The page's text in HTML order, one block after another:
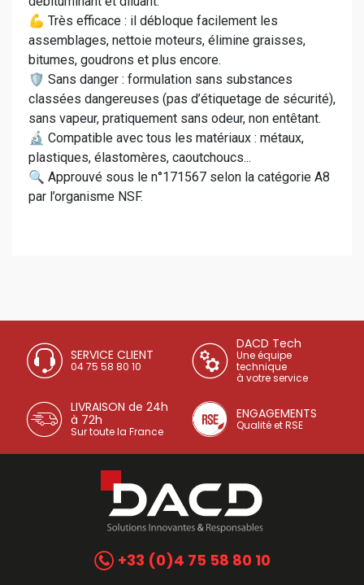
💪 Très efficace : il débloque facilement les
assemblages, nettoie moteurs, élimine graisses,
bitumes, goudrons et plus encore.
🛡️ Sans danger : formulation sans substances
classées dangereuses (pas d’étiquetage de sécurité),
sans vapeur, pratiquement sans odeur, non entêtant.
🔬 Compatible avec tous les matériaux : métaux,
plastiques, élastomères, caoutchoucs...
🔍 Approuvé sous le n°171567 selon la catégorie A8
par l’organisme NSF.
SERVICE CLIENT
04 75 58 80 10
DACD Tech
Une équipe
technique
à votre service
LIVRAISON de 24h
à 72h
Sur toute la France
ENGAGEMENTS
Qualité et RSE
+33 (0)4 75 58 80 10